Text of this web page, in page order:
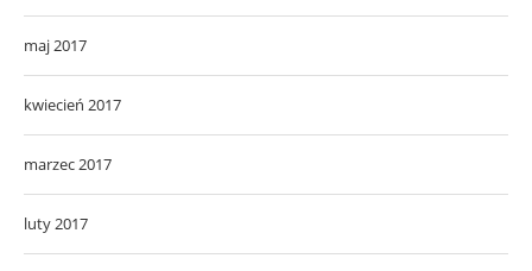
maj 2017
kwiecień 2017
marzec 2017
luty 2017